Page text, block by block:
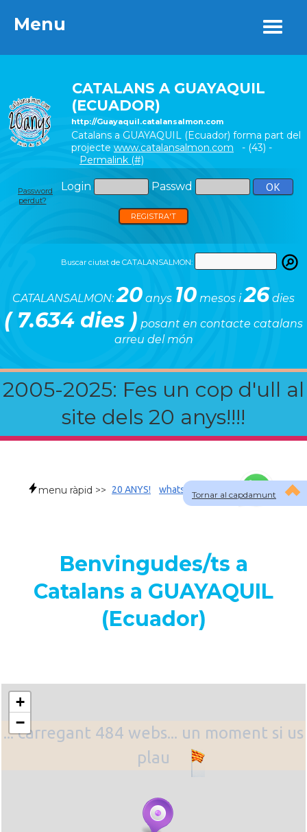
Menu
CATALANS A GUAYAQUIL
(ECUADOR)
http://Guayaquil.catalansalmon.com
Catalans a GUAYAQUIL (Ecuador) forma part del
projecte www.catalansalmon.com - (43) -
Permalink (#)
Login Passwd
Password
perdut?
REGISTRA'T
Buscar ciutat de CATALANSALMON:
CATALANSALMON:20 anys 10 mesos i26 dies
( 7.634 dies ) posant en contacte catalans
arreu del món
2005-2025: Fes un cop d'ull al
site dels 20 anys!!!!
Menu
Tornar al capdamunt
menu ràpid >> 20 ANYS! whatsapp
Benvingudes/ts a
Catalans a GUAYAQUIL
(Ecuador)
... carregant 484 webs... un moment si us
plau
+
−